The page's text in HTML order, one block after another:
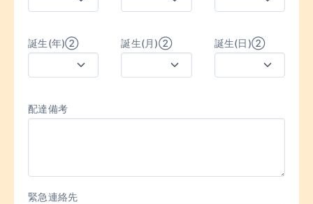
誕生(年)② 誕生(月)② 誕生(日)②
配達備考
緊急連絡先